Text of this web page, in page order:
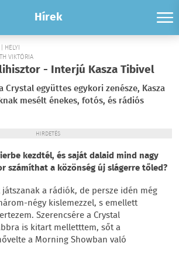
Hírek
HELYI
VIKTÓRIA
- Interjú Kasza Tibivel
együttes egykori zenésze, Kasza
mesélt énekes, fotós, és rádiós
HIRDETÉS
kezdtél, és saját dalaid mind nagy
számíthat a közönség új slágerre tőled?
a rádiók, de persze idén még
négy kislemezzel, s emellett
Szerencsére a Crystal
is kitart melletttem, sőt a
a Morning Showban való